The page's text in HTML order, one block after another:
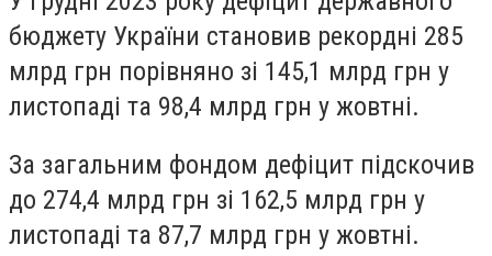
бюджету України становив рекордні 285
млрд грн порівняно зі 145,1 млрд грн у
листопаді та 98,4 млрд грн у жовтні.
За загальним фондом дефіцит підскочив
до 274,4 млрд грн зі 162,5 млрд грн у
листопаді та 87,7 млрд грн у жовтні.